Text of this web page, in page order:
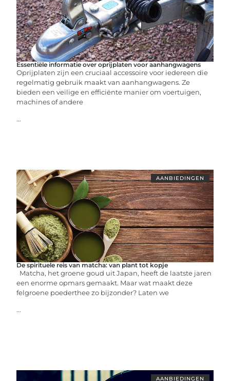
Essentiële informatie over oprijplaten voor aanhangwagens
Oprijplaten zijn een cruciaal accessoire voor iedereen die
regelmatig gebruik maakt van aanhangwagens. Ze
bieden een veilige en efficiënte manier om voertuigen,
machines of andere
...
AANBIEDINGEN
De spirituele reis van matcha: van plant tot kopje
Matcha, het groene goud uit Japan, heeft de laatste jaren
een enorme opmars gemaakt. Maar wat maakt deze
felgroene poederthee zo bijzonder? Laten we
...
AANBIEDINGEN